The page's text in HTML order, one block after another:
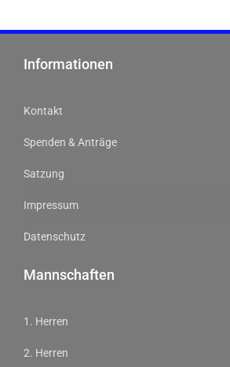
Informationen
Kontakt
Spenden & Anträge
Satzung
Impressum
Datenschutz
Mannschaften
1. Herren
2. Herren